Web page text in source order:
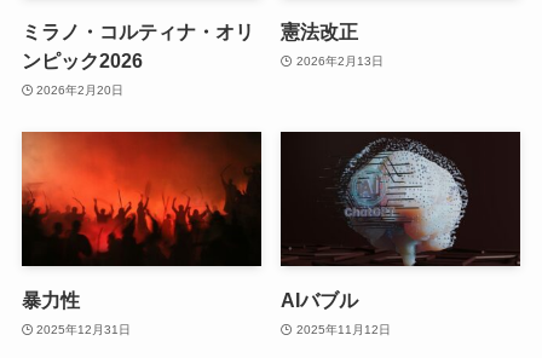
ミラノ・コルティナ・オリ
ンピック2026
2026年2月20日
憲法改正
2026年2月13日
暴力性
2025年12月31日
AIバブル
2025年11月12日